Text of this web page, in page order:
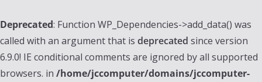
Deprecated: Function WP_Dependencies->add_data() was
called with an argument that is deprecated since version
6.9.0! IE conditional comments are ignored by all supported
browsers. in /home/jccomputer/domains/jccomputer-